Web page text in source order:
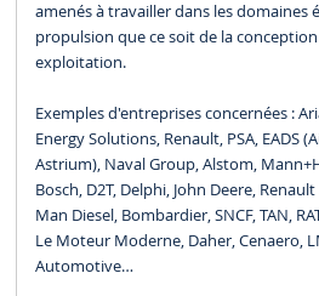
amenés à travailler dans les domaines
propulsion que ce soit de la
exploitation.
Exemples d'entreprises concernées :
Energy Solutions, Renault, PSA, EADS
Astrium), Naval Group, Alstom,
Bosch, D2T, Delphi, John Deere,
Man Diesel, Bombardier, SNCF, TAN,
Le Moteur Moderne, Daher, Cenaero,
Automotive…